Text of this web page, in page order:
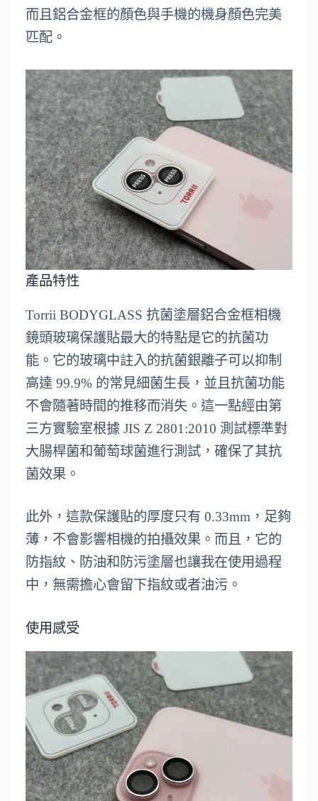
而且鋁合金框的顏色與手機的機身顏色完美
匹配。
產品特性
Torrii BODYGLASS 抗菌塗層鋁合金框相機
鏡頭玻璃保護貼最大的特點是它的抗菌功
能。它的玻璃中註入的抗菌銀離子可以抑制
高達 99.9% 的常見細菌生長，並且抗菌功能
不會隨著時間的推移而消失。這一點經由第
三方實驗室根據 JIS Z 2801:2010 測試標準對
大腸桿菌和葡萄球菌進行測試，確保了其抗
菌效果。
此外，這款保護貼的厚度只有 0.33mm，足夠
薄，不會影響相機的拍攝效果。而且，它的
防指紋、防油和防污塗層也讓我在使用過程
中，無需擔心會留下指紋或者油污。
使用感受